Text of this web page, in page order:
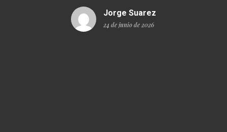
Jorge Suarez
24 de junio de 2026